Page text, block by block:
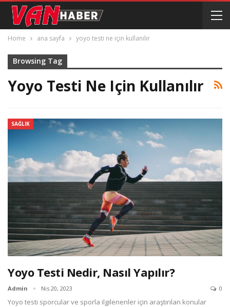
Home ana sayfa yoyo testi ne için kullanılır
Browsing Tag
Yoyo Testi Ne Için Kullanılır
SAĞLIK
Yoyo Testi Nedir, Nasıl Yapılır?
Admin Nis 20, 2023 0
Yoyo testi sporcular ve sporla ilgilenenler için araştırılan konular